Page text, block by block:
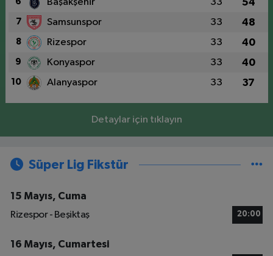
Başakşehir 33 54
7 Samsunspor 33 48
8 Rizespor 33 40
9 Konyaspor 33 40
10 Alanyaspor 33 37
Detaylar için tıklayın
Süper Lig Fikstür
15 Mayıs, Cuma
Rizespor - Beşiktaş
20:00
16 Mayıs, Cumartesi